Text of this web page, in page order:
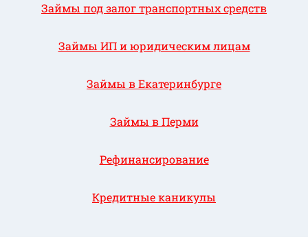
Займы под залог транспортных средств
Займы ИП и юридическим лицам
Займы в Екатеринбурге
Займы в Перми
Рефинансирование
Кредитные каникулы